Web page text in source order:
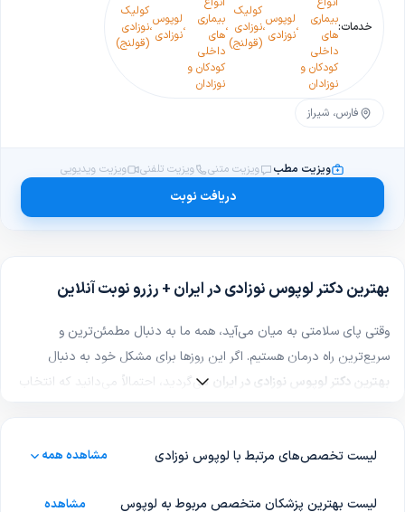
خدمات:بیماری
های
داخلی
کودکان و
نوزادان
،لوپوس
نوزادی ،
کولیک
نوزادی
(قولنج)
،بیماری
های
داخلی
کودکان و
نوزادان
،لوپوس
نوزادی ،
کولیک
نوزادی
(قولنج)
فارس، شیراز
ویزیت مطب ویزیت متنی ویزیت تلفنی ویزیت ویدیویی
دریافت نوبت
بهترین دکتر لوپوس نوزادی در ایران + رزرو نوبت آنلاین
وقتی پای سلامتی به میان می‌آید، همه ما به دنبال مطمئن‌ترین و
سریع‌ترین راه درمان هستیم. اگر این روزها برای مشکل خود به دنبال
بهترین دکتر لوپوس نوزادی در ایران می‌گردید، احتمالاً می‌دانید که انتخاب
بررسی دقیق شرایط شما، نه‌تنها درست‌ترین تشخیص را ارائه می‌دهد، بلکه
لیست تخصص‌های مرتبط با لوپوس نوزادی مشاهده همه
لیست بهترین پزشکان متخصص مربوط به لوپوس
مشاهده